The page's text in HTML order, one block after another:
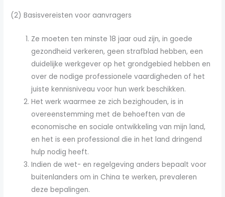
(2) Basisvereisten voor aanvragers
Ze moeten ten minste 18 jaar oud zijn, in goede
gezondheid verkeren, geen strafblad hebben, een
duidelijke werkgever op het grondgebied hebben en
over de nodige professionele vaardigheden of het
juiste kennisniveau voor hun werk beschikken.
Het werk waarmee ze zich bezighouden, is in
overeenstemming met de behoeften van de
economische en sociale ontwikkeling van mijn land,
en het is een professional die in het land dringend
hulp nodig heeft.
Indien de wet- en regelgeving anders bepaalt voor
buitenlanders om in China te werken, prevaleren
deze bepalingen.